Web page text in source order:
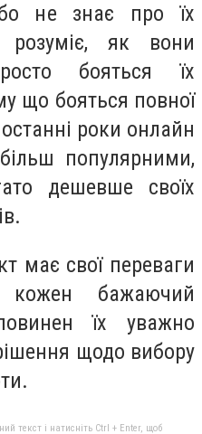
не знає про їх
як вони
бояться їх
що бояться повної
роки онлайн
популярними,
дешевше своїх
має свої переваги
кожен бажаючий
їх уважно
щодо вибору
текст і натисніть Ctrl + Enter, щоб